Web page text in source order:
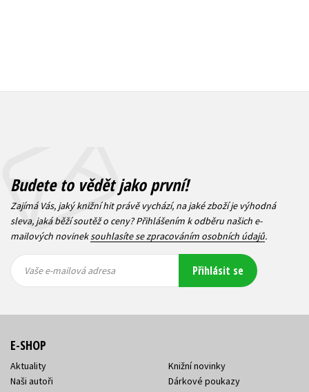
Budete to vědět jako první!
Zajímá Vás, jaký knižní hit právě vychází, na jaké zboží je výhodná
sleva, jaká běží soutěž o ceny? Přihlášením k odběru našich e-
mailových novineksouhlasíte se zpracováním osobních údajů.
mailová
mailová
Vaše e-mailová adresa Přihlásit se
E-SHOP
Aktuality
Naši autoři
Knižní novinky
Dárkové poukazy